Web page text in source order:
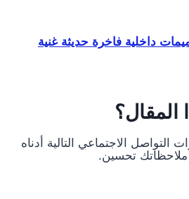
داخلية فاخرة حديثة غنية
الاجتماعي التالية أدناه
ملاحظاتك تحسين.